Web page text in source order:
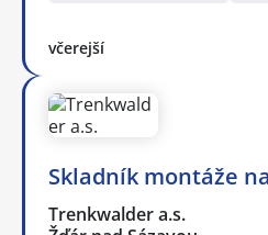
včerejší
Skladník montáže
Trenkwalder a.s.